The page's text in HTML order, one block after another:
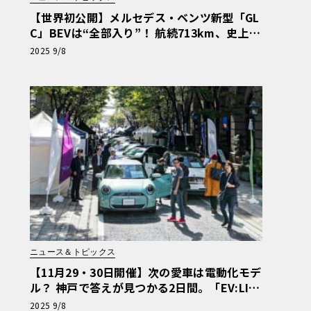
【世界初公開】メルセデス・ベンツ新型「GL
C」BEVは“全部入り”！ 航続713km、史上最
大スクリーンなど注目スペック詳解
2025 9/8
ニュース＆トピックス
【11月29・30日開催】次の愛車は電動化モデ
ル？ 神戸で答えが見つかる2日間。「EV:LIFE
KOBE 2025」で最新EV／PHEVを体験
2025 9/8